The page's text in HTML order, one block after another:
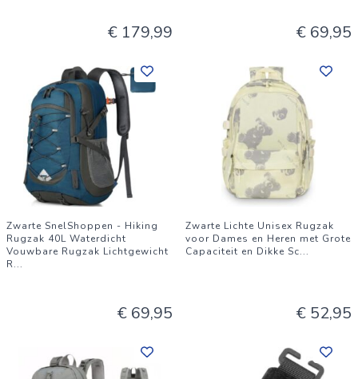
€ 179,99 € 69,95
Zwarte SnelShoppen - Hiking
Rugzak 40L Waterdicht
Vouwbare Rugzak Lichtgewicht
R...
€ 69,95
Zwarte Lichte Unisex Rugzak
voor Dames en Heren met Grote
Capaciteit en Dikke Sc...
€ 52,95